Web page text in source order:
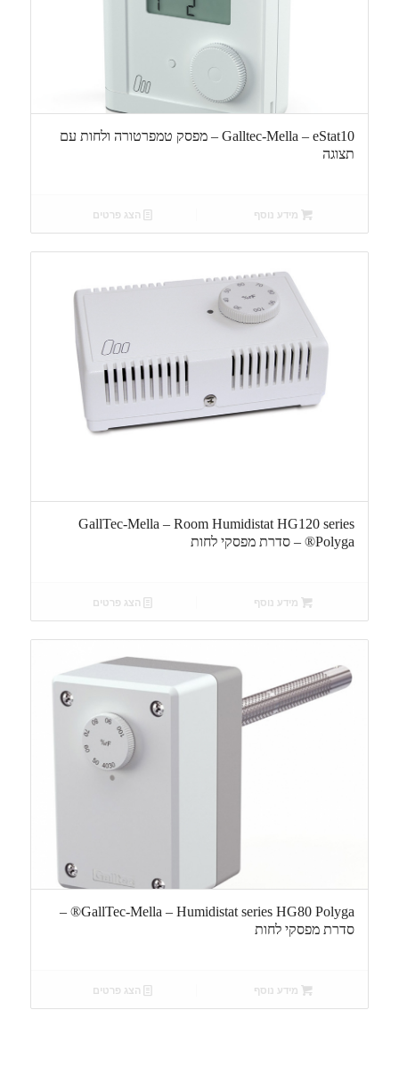
Galltec-Mella – eStat10 – מפסק טמפרטורה ולחות עם
תצוגה
מידע נוסף הצג פרטים
GallTec-Mella – Room Humidistat HG120 series
Polyga® – סדרת מפסקי לחות
מידע נוסף הצג פרטים
GallTec-Mella – Humidistat series HG80 Polyga® –
סדרת מפסקי לחות
מידע נוסף הצג פרטים